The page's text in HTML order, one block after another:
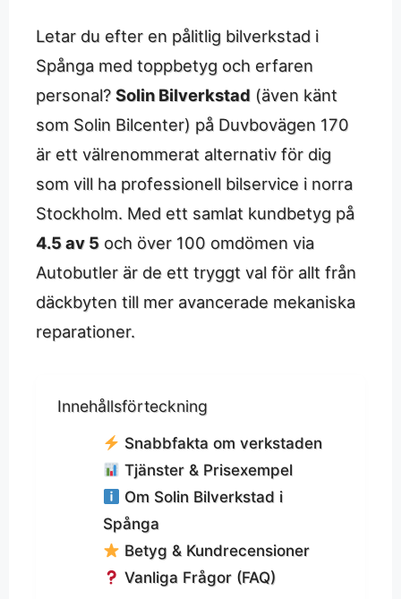
Letar du efter en pålitlig bilverkstad i
Spånga med toppbetyg och erfaren
personal? Solin Bilverkstad (även känt
som Solin Bilcenter) på Duvbovägen 170
är ett välrenommerat alternativ för dig
som vill ha professionell bilservice i norra
Stockholm. Med ett samlat kundbetyg på
4.5 av 5 och över 100 omdömen via
Autobutler är de ett tryggt val för allt från
däckbyten till mer avancerade mekaniska
reparationer.
Innehållsförteckning
Snabbfakta om verkstaden
Tjänster & Prisexempel
Om Solin Bilverkstad i
Spånga
Betyg & Kundrecensioner
Vanliga Frågor (FAQ)